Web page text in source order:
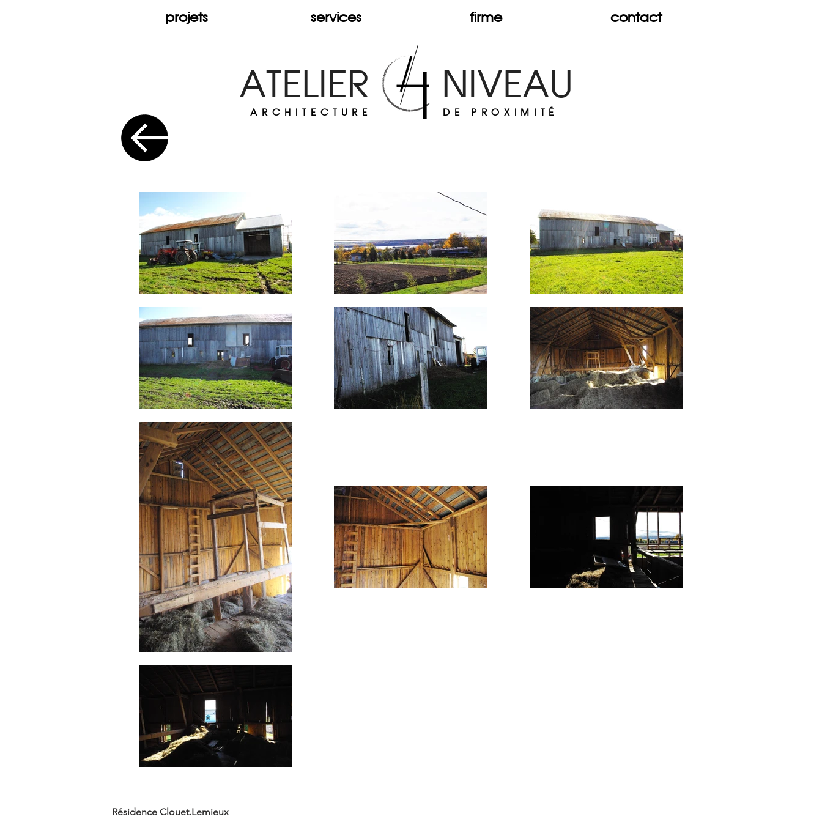
projets services firme contact
ATELIER NIVEAU
ARCHITECTURE DE PROXIMITÉ
Résidence Clouet.Lemieux